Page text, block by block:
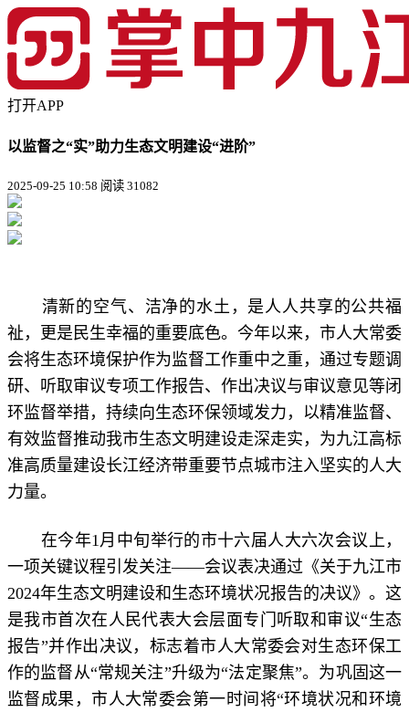
打开APP
以监督之“实”助力生态文明建设“进阶”
2025-09-25 10:58 阅读 31082
清新的空气、洁净的水土，是人人共享的公共福
祉，更是民生幸福的重要底色。今年以来，市人大常委
会将生态环境保护作为监督工作重中之重，通过专题调
研、听取审议专项工作报告、作出决议与审议意见等闭
环监督举措，持续向生态环保领域发力，以精准监督、
有效监督推动我市生态文明建设走深走实，为九江高标
准高质量建设长江经济带重要节点城市注入坚实的人大
力量。
在今年1月中旬举行的市十六届人大六次会议上，
一项关键议程引发关注——会议表决通过《关于九江市
2024年生态文明建设和生态环境状况报告的决议》。这
是我市首次在人民代表大会层面专门听取和审议“生态
报告”并作出决议，标志着市人大常委会对生态环保工
作的监督从“常规关注”升级为“法定聚焦”。为巩固这一
监督成果，市人大常委会第一时间将“环境状况和环境